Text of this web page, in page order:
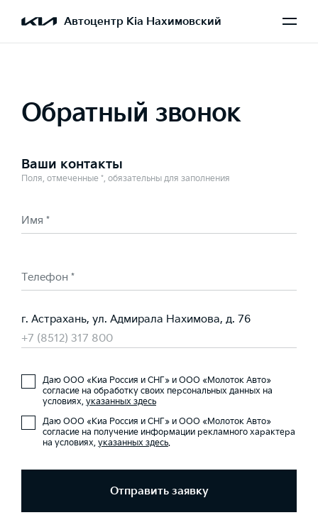
Автоцентр Kia Нахимовский
Обратный звонок
Выбран Ceed SW
Ваши контакты
Поля, отмеченные *, обязательны для заполнения
Имя *
Телефон *
г. Астрахань, ул. Адмирала Нахимова, д. 76
+7 (8512) 317 800
Даю ООО «Киа Россия и СНГ» и ООО «Молоток Авто»
согласие на обработку своих персональных данных на
условиях, указанных здесь
Даю ООО «Киа Россия и СНГ» и ООО «Молоток Авто»
согласие на получение информации рекламного характера
на условиях, указанных здесь.
Отправить заявку